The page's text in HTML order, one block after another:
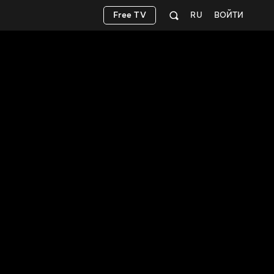
ВОЙТИ
RU
Free TV